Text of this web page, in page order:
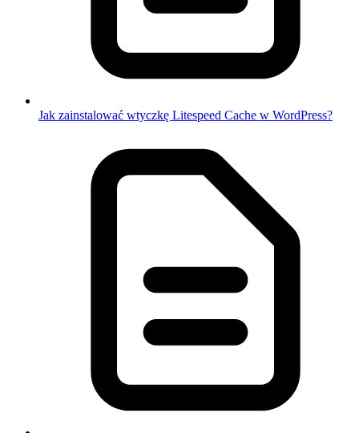
Jak zainstalować wtyczkę Litespeed Cache w WordPress?